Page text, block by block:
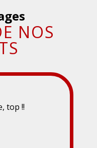
NOS
top !!